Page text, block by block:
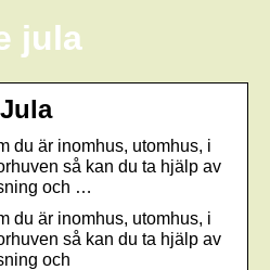
jula
du är inomhus, utomhus, i
så kan du ta hjälp av
och …
du är inomhus, utomhus, i
så kan du ta hjälp av
och